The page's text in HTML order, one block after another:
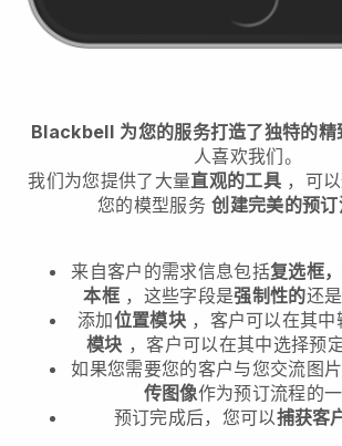
Blackbell 为您的服务打造了独特的精
人喜欢我们。
我们为您提供了大量直观的工具，可以
您的模型服务 创建完美的预
来自客户的需求信息包括复选框
本框 ，这些字段是强制性的还
添加位置模块，客户可以在其中
模块 ，客户可以在其中选择预
如果您需要您的客户与您交流图
传图像作为预订流程的一
预订完成后，您可以捕获客